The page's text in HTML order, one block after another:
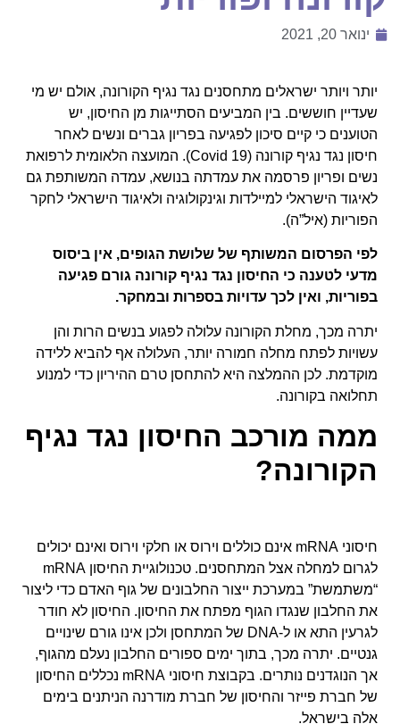
ינואר 20, 2021
יותר ויותר ישראלים מתחסנים נגד נגיף הקורונה, אולם יש מי
שעדיין חוששים. בין המביעים הסתייגות מן החיסון, יש
הטוענים כי קיים סיכון לפגיעה בפריון גברים ונשים לאחר
חיסון נגד נגיף קורונה (Covid 19). המועצה הלאומית לרפואת
נשים ופריון פרסמה את עמדתה בנושא, עמדה המשותפת גם
לאיגוד הישראלי למיילדות וגינקולוגיה ולאיגוד הישראלי לחקר
הפוריות (איל”ה).
לפי הפרסום המשותף של שלושת הגופים, אין ביסוס
מדעי לטענה כי החיסון נגד נגיף קורונה גורם פגיעה
בפוריות, ואין לכך עדויות בספרות ובמחקר.
יתרה מכך, מחלת הקורונה עלולה לפגוע בנשים הרות והן
עשויות לפתח מחלה חמורה יותר, העלולה אף להביא ללידה
מוקדמת. לכן ההמלצה היא להתחסן טרם ההיריון כדי למנוע
תחלואה בקורונה.
ממה מורכב החיסון נגד נגיף
הקורונה?
חיסוני mRNA אינם כוללים וירוס או חלקי וירוס ואינם יכולים
לגרום למחלה אצל המתחסנים. טכנולוגיית החיסון mRNA
“משתמשת” במערכת ייצור החלבונים של גוף האדם כדי ליצור
את החלבון שנגדו הגוף מפתח את החיסון. החיסון לא חודר
לגרעין התא או ל-DNA של המתחסן ולכן אינו גורם שינויים
גנטיים. יתרה מכך, בתוך ימים ספורים החלבון נעלם מהגוף,
אך הנוגדנים נותרים. בקבוצת חיסוני mRNA נכללים החיסון
של חברת פייזר והחיסון של חברת מודרנה הניתנים בימים
אלה בישראל.